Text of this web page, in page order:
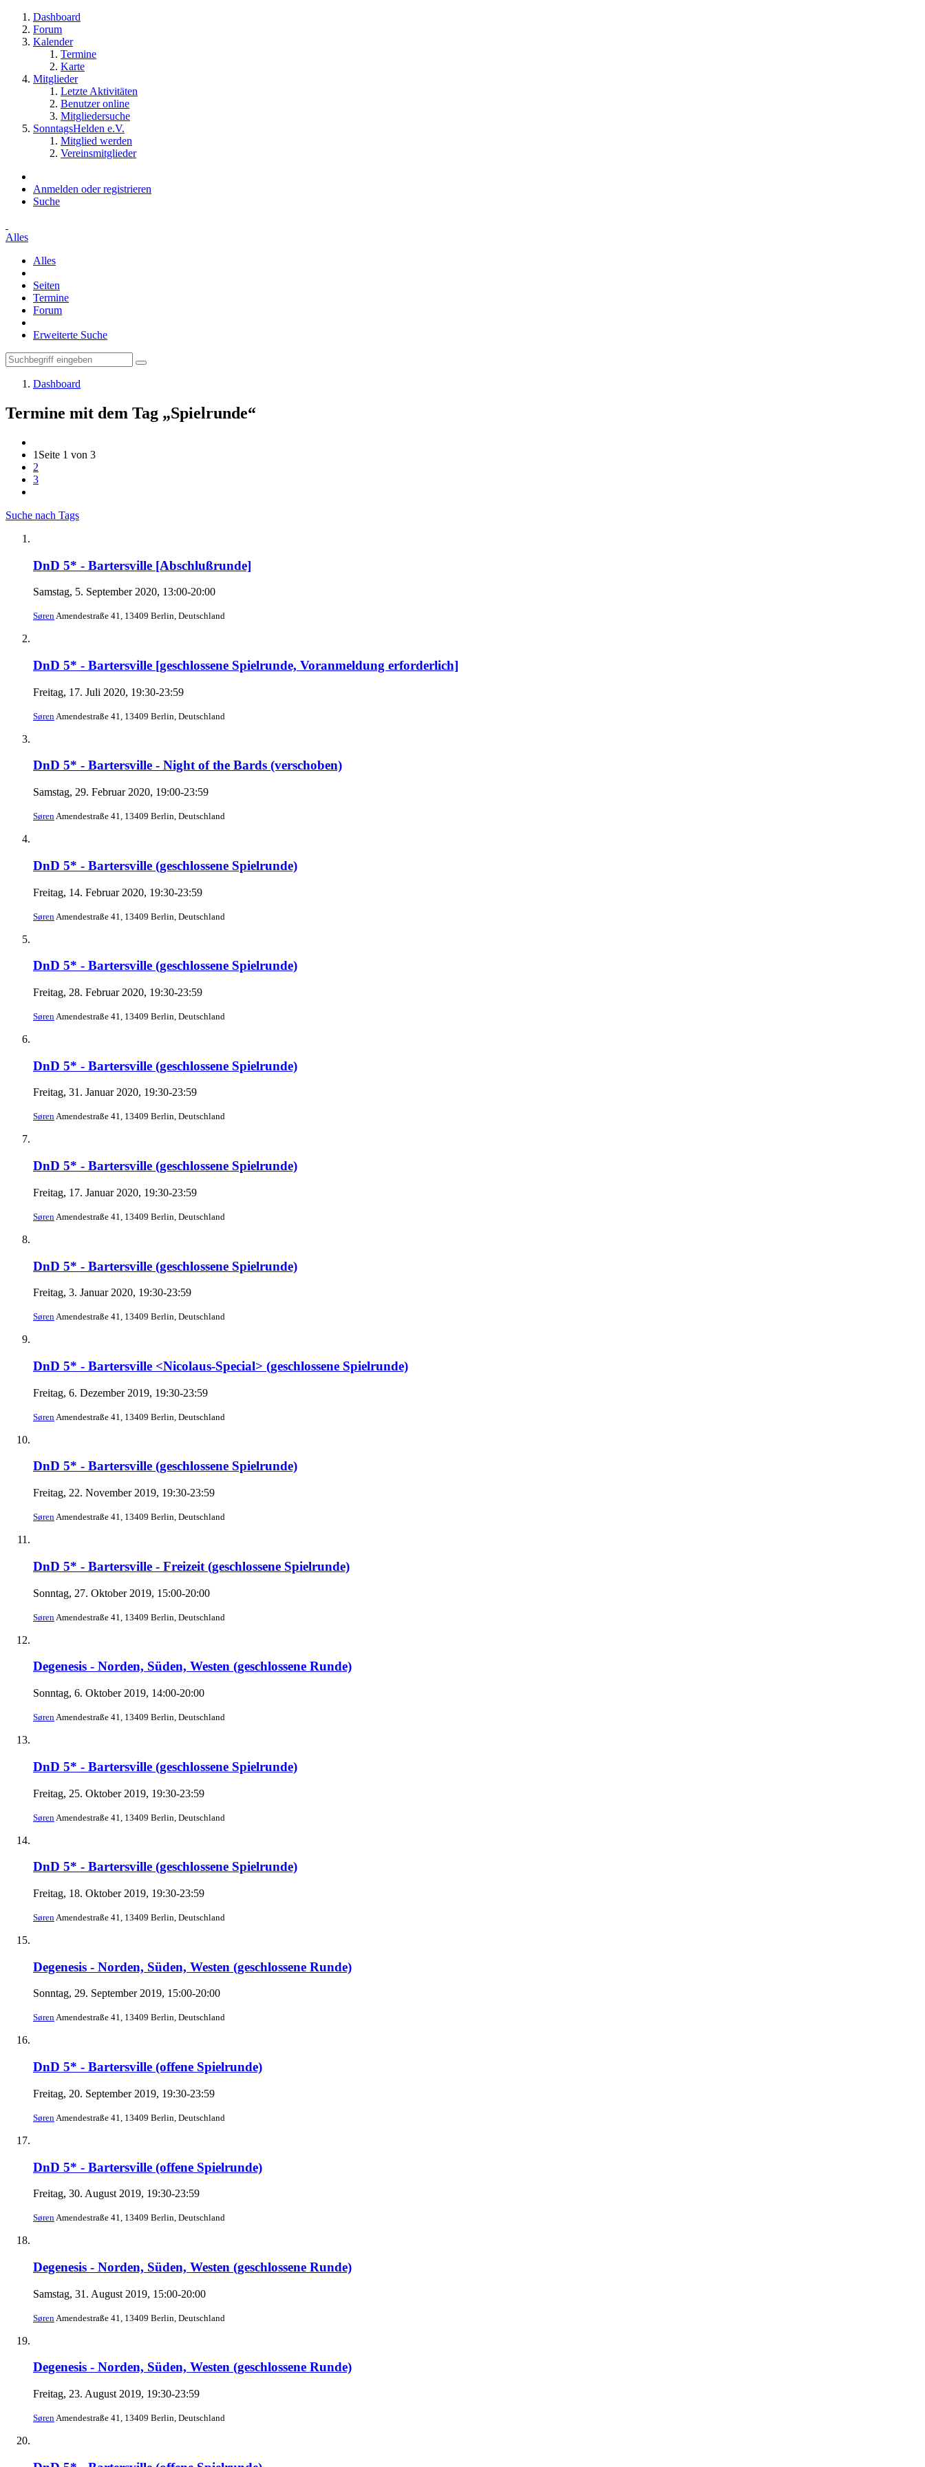
Dashboard
Forum
Kalender
Termine
Karte
Mitglieder
Letzte Aktivitäten
Benutzer online
Mitgliedersuche
SonntagsHelden e.V.
Mitglied werden
Vereinsmitglieder
Anmelden oder registrieren
Suche
Alles
Alles
Seiten
Termine
Forum
Erweiterte Suche
Dashboard
Termine mit dem Tag „Spielrunde“
1 Seite 1 von 3
2
3
Suche nach Tags
DnD 5* - Bartersville [Abschlußrunde]
Samstag, 5. September 2020, 13:00-20:00
SørenAmendestraße 41, 13409 Berlin, Deutschland
DnD 5* - Bartersville [geschlossene Spielrunde, Voranmeldung erforderlich]
Freitag, 17. Juli 2020, 19:30-23:59
Søren Amendestraße 41, 13409 Berlin, Deutschland
DnD 5* - Bartersville - Night of the Bards (verschoben)
Samstag, 29. Februar 2020, 19:00-23:59
SørenAmendestraße 41, 13409 Berlin, Deutschland
DnD 5* - Bartersville (geschlossene Spielrunde)
Freitag, 14. Februar 2020, 19:30-23:59
Søren Amendestraße 41, 13409 Berlin, Deutschland
DnD 5* - Bartersville (geschlossene Spielrunde)
Freitag, 28. Februar 2020, 19:30-23:59
SørenAmendestraße 41, 13409 Berlin, Deutschland
DnD 5* - Bartersville (geschlossene Spielrunde)
Freitag, 31. Januar 2020, 19:30-23:59
SørenAmendestraße 41, 13409 Berlin, Deutschland
DnD 5* - Bartersville (geschlossene Spielrunde)
Freitag, 17. Januar 2020, 19:30-23:59
Søren Amendestraße 41, 13409 Berlin, Deutschland
DnD 5* - Bartersville (geschlossene Spielrunde)
Freitag, 3. Januar 2020, 19:30-23:59
SørenAmendestraße 41, 13409 Berlin, Deutschland
DnD 5* - Bartersville <Nicolaus-Special> (geschlossene Spielrunde)
Freitag, 6. Dezember 2019, 19:30-23:59
Søren Amendestraße 41, 13409 Berlin, Deutschland
DnD 5* - Bartersville (geschlossene Spielrunde)
Freitag, 22. November 2019, 19:30-23:59
SørenAmendestraße 41, 13409 Berlin, Deutschland
DnD 5* - Bartersville - Freizeit (geschlossene Spielrunde)
Sonntag, 27. Oktober 2019, 15:00-20:00
Søren Amendestraße 41, 13409 Berlin, Deutschland
Degenesis - Norden, Süden, Westen (geschlossene Runde)
Sonntag, 6. Oktober 2019, 14:00-20:00
SørenAmendestraße 41, 13409 Berlin, Deutschland
DnD 5* - Bartersville (geschlossene Spielrunde)
Freitag, 25. Oktober 2019, 19:30-23:59
Søren Amendestraße 41, 13409 Berlin, Deutschland
DnD 5* - Bartersville (geschlossene Spielrunde)
Freitag, 18. Oktober 2019, 19:30-23:59
Søren Amendestraße 41, 13409 Berlin, Deutschland
Degenesis - Norden, Süden, Westen (geschlossene Runde)
Sonntag, 29. September 2019, 15:00-20:00
SørenAmendestraße 41, 13409 Berlin, Deutschland
DnD 5* - Bartersville (offene Spielrunde)
Freitag, 20. September 2019, 19:30-23:59
Søren Amendestraße 41, 13409 Berlin, Deutschland
DnD 5* - Bartersville (offene Spielrunde)
Freitag, 30. August 2019, 19:30-23:59
SørenAmendestraße 41, 13409 Berlin, Deutschland
Degenesis - Norden, Süden, Westen (geschlossene Runde)
Samstag, 31. August 2019, 15:00-20:00
Søren Amendestraße 41, 13409 Berlin, Deutschland
Degenesis - Norden, Süden, Westen (geschlossene Runde)
Freitag, 23. August 2019, 19:30-23:59
SørenAmendestraße 41, 13409 Berlin, Deutschland